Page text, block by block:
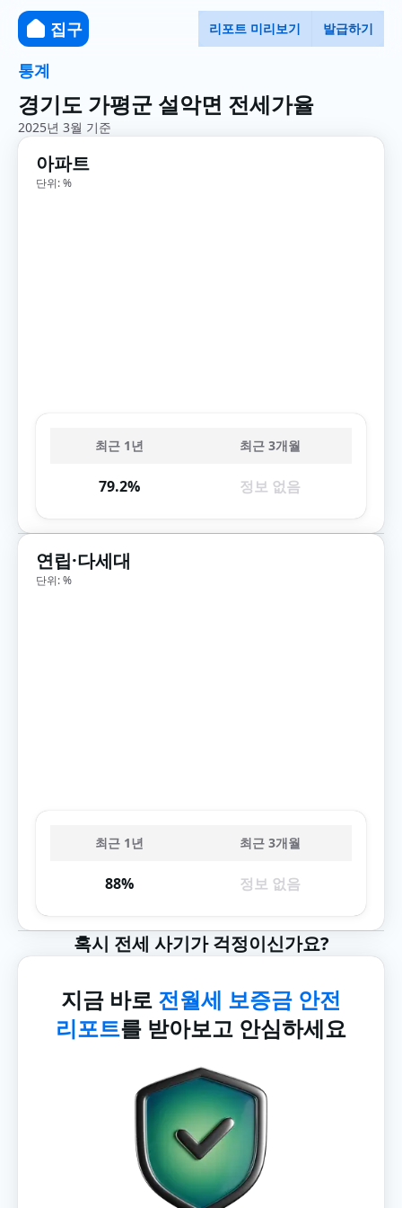
집구 리포트 미리보기 발급하기
통계
경기도 가평군 설악면 전세가율
2025년 3월 기준
아파트
단위: %
최근 1년 최근 3개월
79.2% 정보 없음
연립·다세대
단위: %
최근 1년 최근 3개월
88% 정보 없음
혹시 전세 사기가 걱정이신가요?
지금 바로 전월세 보증금 안전
리포트를 받아보고 안심하세요